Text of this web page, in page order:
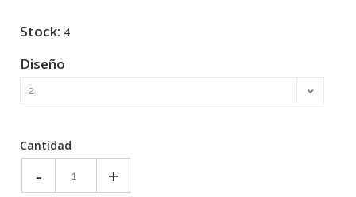
Stock: 4
Diseño
Cantidad
- +